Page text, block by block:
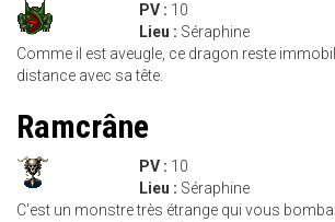
PV : 10
Lieu : Séraphine
Comme il est aveugle, ce dragon reste
distance avec sa tête.
Ramcrâne
PV : 10
Lieu : Séraphine
C'est un monstre très étrange qui vous